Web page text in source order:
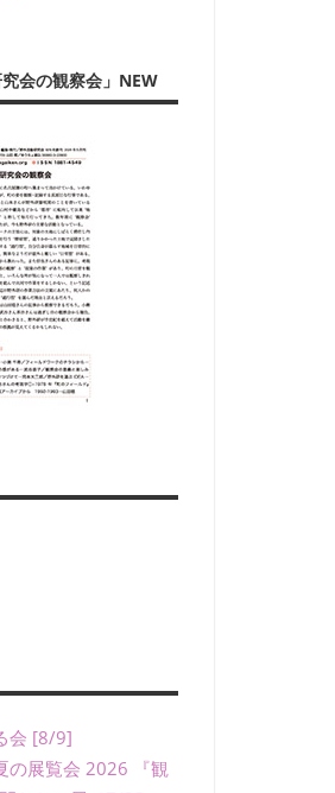
会の観察会」NEW
会 [8/9]
の展覧会 2026 『観